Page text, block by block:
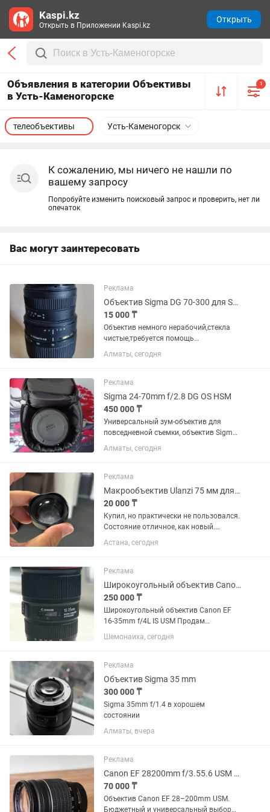
Объявления в категории Объективы
в Усть-Каменогорске
1
Усть-Каменогорск
телеобъективы
К сожалению, мы ничего не нашли по
вашему запросу
Попробуйте изменить поисковый запрос и проверить, нет ли
опечаток
Вас могут заинтересовать
Реклама
Объектив Sigma DG 70-300 для Sony
15 000 ₸
Объектив немного нерабочий,стекла
чистые,требуется помощь
мастера,снимать в принципе можно в
ручной фокусировке
Алматы, сегодня
Реклама
Sigma 24-70mm f/2.8 DG OS HSM
450 000 ₸
Универсальный зум-объектив для
повседневной съемки, объектив Sigma
24-70mm f/2.8 DG OS HSM с креплением
Canon EF охватывает полезный
широкоугольного до портретного,...
Алматы, сегодня
Реклама
Макрообъектив Ulanzi 75 мм для смартфона
20 000 ₸
Купил, но практически не пользовался.
Состояние отличное, как новый.
Идеально подходит для макросъемки:
цветы, насекомые, украшения,
фокусировка на расстоянии...
Астана, сегодня
Реклама
Широкоугольный объектив Canon EF 16-35mm f/4L IS USM
250 000 ₸
Широкоугольный объектив Canon EF
16-35mm f/4L IS USM Продам
широкоугольный объектив Canon
серии L в отличном состоянии. Canon
использовался, с момента покупки 1
год.
Шемонаиха, сегодня
Реклама
Объектив Sigma 35 mm
300 000 ₸
Sigma 35mm f/1.4 в хорошем
состоянии
Алматы, вчера
Реклама
Canon EF 28200mm f/3.55.6 USM универсальный зум
70 000 ₸
Объектив Canon EF 28–200mm USM.
Бюджетный и универсальный выбор
Kaspi.kz
Открыть в Приложении Kaspi.kz
Открыть